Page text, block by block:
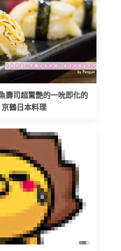
壽司超驚艷的一吮即化的
鶴日本料理